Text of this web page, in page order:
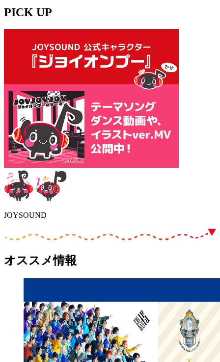
PICK UP
JOYSOUND
オススメ情報